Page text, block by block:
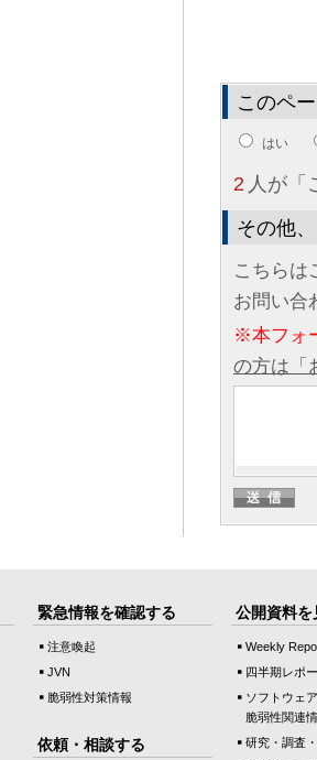
このペ
はい
2 人が「
その他
こちらは
お問い合
※本フォ
の方は「
緊急情報を確認する
注意喚起
JVN
脆弱性対策情報
依頼・相談する
公開資料を
Weekly
四半期レポ
ソフトウェ
脆弱性関連
研究・調査